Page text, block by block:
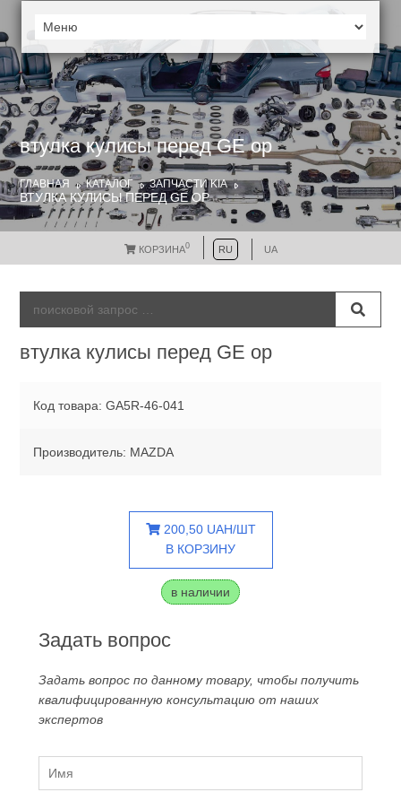
втулка кулисы перед GE ор
ГЛАВНАЯ КАТАЛОГ ЗАПЧАСТИ KIA
ВТУЛКА КУЛИСЫ ПЕРЕД GE ОР
КОРЗИНА0 RU UA
втулка кулисы перед GE ор
Код товара: GA5R-46-041
Производитель: MAZDA
200,50 UAH/ШТ
В КОРЗИНУ
в наличии
Задать вопрос
Задать вопрос по данному товару, чтобы получить
квалифицированную консультацию от наших
экспертов